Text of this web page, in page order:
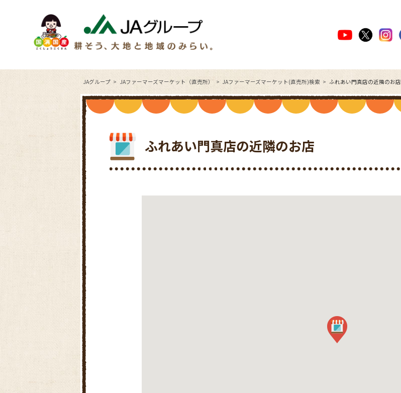
JAグループ JAファーマーズマーケット（直売所） JAファーマーズマーケット(直売所)検索 ふれあい門真店の近隣のお店
ふれあい門真店の近隣のお店